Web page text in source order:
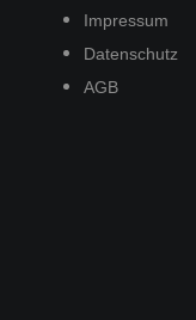
Impressum
Datenschutz
AGB